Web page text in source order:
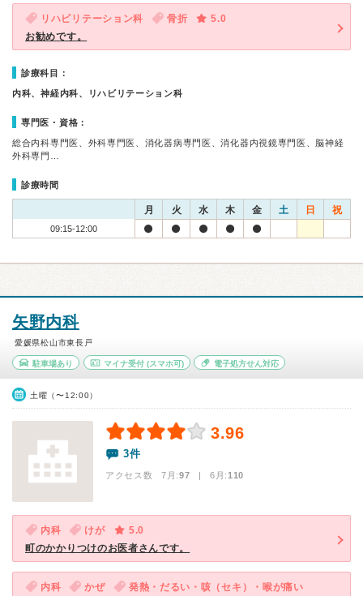
リハビリテーション科 骨折
5.0
お勧めです。
診療科目：
内科、神経内科、リハビリテーション科
専門医・資格：
総合内科専門医、外科専門医、消化器病専門医、消化器内視鏡専門医、脳神経
外科専門…
診療時間
月 火 水 木 金 土 日 祝
09:15-12:00
矢野内科
愛媛県松山市東長戸
駐車場あり マイナ受付(スマホ可) 電子処方せん対応
土曜（〜12:00）
3.96
3件
アクセス数 7月:97 | 6月:110
内科 けが
5.0
町のかかりつけのお医者さんです。
内科 かぜ
発熱・だるい・咳（セキ）・喉が痛い